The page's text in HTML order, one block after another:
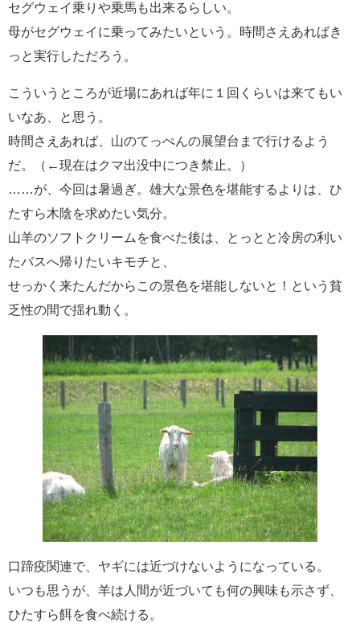
セグウェイ乗りや乗馬も出来るらしい。
母がセグウェイに乗ってみたいという。時間さえあればき
っと実行しただろう。
こういうところが近場にあれば年に１回くらいは来てもい
いなあ、と思う。
時間さえあれば、山のてっぺんの展望台まで行けるよう
だ。（←現在はクマ出没中につき禁止。）
……が、今回は暑過ぎ。雄大な景色を堪能するよりは、ひ
たすら木陰を求めたい気分。
山羊のソフトクリームを食べた後は、とっとと冷房の利い
たバスへ帰りたいキモチと、
せっかく来たんだからこの景色を堪能しないと！という貧
乏性の間で揺れ動く。
口蹄疫関連で、ヤギには近づけないようになっている。
いつも思うが、羊は人間が近づいても何の興味も示さず、
ひたすら餌を食べ続ける。